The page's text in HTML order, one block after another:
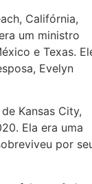
Califórnia,
um ministro
e Texas.
Evelyn
Kansas City,
Ela era uma
por